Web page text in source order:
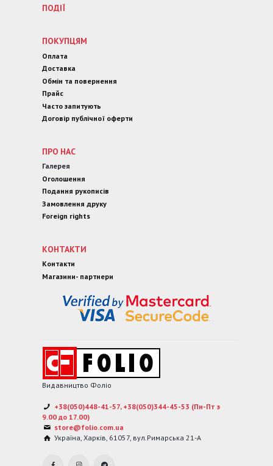
ПОДІЇ
ПОКУПЦЯМ
Оплата
Доставка
Обмін та повернення
Прайс
Часто запитують
Договір публічної оферти
ПРО НАС
Галерея
Оголошення
Подання рукописів
Замовлення друку
Foreign rights
КОНТАКТИ
Контакти
Магазини- партнери
Видавництво Фоліо
+38(050)448-41-57, +38(050)344-45-53 (Пн-Пт з
9.00 до 17.00)
store@folio.com.ua
Україна Харків 61057, вул.Римарська 21-А